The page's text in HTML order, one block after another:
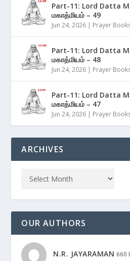
Part-11: Lord Datta
மகாத்மியம் – 49
Jun 24, 2026 | Prayer
Part-11: Lord Datta
மகாத்மியம் – 48
Jun 24, 2026 | Prayer
Part-11: Lord Datta
மகாத்மியம் – 47
Jun 24, 2026 | Prayer
ARCHIVES
OUR AUTHORS
N.R. JAYARAMAN 660